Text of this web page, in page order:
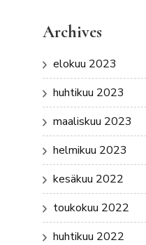
Archives
elokuu 2023
huhtikuu 2023
maaliskuu 2023
helmikuu 2023
kesäkuu 2022
toukokuu 2022
huhtikuu 2022